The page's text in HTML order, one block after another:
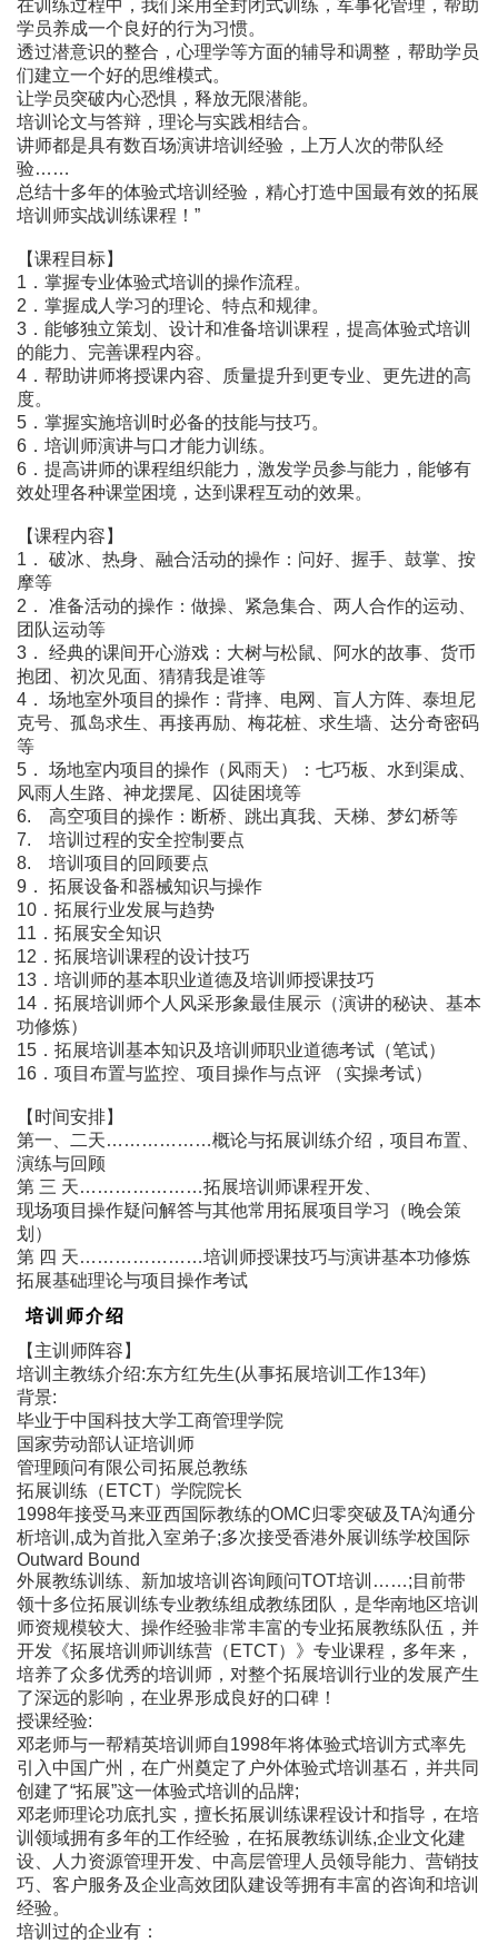
在训练过程中，我们采用全封闭式训练，军事化管理，帮助
学员养成一个良好的行为习惯。
透过潜意识的整合，心理学等方面的辅导和调整，帮助学员
们建立一个好的思维模式。
让学员突破内心恐惧，释放无限潜能。
培训论文与答辩，理论与实践相结合。
讲师都是具有数百场演讲培训经验，上万人次的带队经
验……
总结十多年的体验式培训经验，精心打造中国最有效的拓展
培训师实战训练课程！”
【课程目标】
1．掌握专业体验式培训的操作流程。
2．掌握成人学习的理论、特点和规律。
3．能够独立策划、设计和准备培训课程，提高体验式培训
的能力、完善课程内容。
4．帮助讲师将授课内容、质量提升到更专业、更先进的高
度。
5．掌握实施培训时必备的技能与技巧。
6．培训师演讲与口才能力训练。
6．提高讲师的课程组织能力，激发学员参与能力，能够有
效处理各种课堂困境，达到课程互动的效果。
【课程内容】
1． 破冰、热身、融合活动的操作：问好、握手、鼓掌、按
摩等
2． 准备活动的操作：做操、紧急集合、两人合作的运动、
团队运动等
3． 经典的课间开心游戏：大树与松鼠、阿水的故事、货币
抱团、初次见面、猜猜我是谁等
4． 场地室外项目的操作：背摔、电网、盲人方阵、泰坦尼
克号、孤岛求生、再接再励、梅花桩、求生墙、达分奇密码
等
5． 场地室内项目的操作（风雨天）：七巧板、水到渠成、
风雨人生路、神龙摆尾、囚徒困境等
6. 高空项目的操作：断桥、跳出真我、天梯、梦幻桥等
7. 培训过程的安全控制要点
8. 培训项目的回顾要点
9． 拓展设备和器械知识与操作
10．拓展行业发展与趋势
11．拓展安全知识
12．拓展培训课程的设计技巧
13．培训师的基本职业道德及培训师授课技巧
14．拓展培训师个人风采形象最佳展示（演讲的秘诀、基本
功修炼）
15．拓展培训基本知识及培训师职业道德考试（笔试）
16．项目布置与监控、项目操作与点评 （实操考试）
【时间安排】
第一、二天………………概论与拓展训练介绍，项目布置、
演练与回顾
第 三 天…………………拓展培训师课程开发、
现场项目操作疑问解答与其他常用拓展项目学习（晚会策
划）
第 四 天…………………培训师授课技巧与演讲基本功修炼
拓展基础理论与项目操作考试
培训师介绍
【主训师阵容】
培训主教练介绍:东方红先生(从事拓展培训工作13年)
背景:
毕业于中国科技大学工商管理学院
国家劳动部认证培训师
管理顾问有限公司拓展总教练
拓展训练（ETCT）学院院长
1998年接受马来亚西国际教练的OMC归零突破及TA沟通分
析培训,成为首批入室弟子;多次接受香港外展训练学校国际
Outward Bound
外展教练训练、新加坡培训咨询顾问TOT培训……;目前带
领十多位拓展训练专业教练组成教练团队，是华南地区培训
师资规模较大、操作经验非常丰富的专业拓展教练队伍，并
开发《拓展培训师训练营（ETCT）》专业课程，多年来，
培养了众多优秀的培训师，对整个拓展培训行业的发展产生
了深远的影响，在业界形成良好的口碑！
授课经验:
邓老师与一帮精英培训师自1998年将体验式培训方式率先
引入中国广州，在广州奠定了户外体验式培训基石，并共同
创建了“拓展”这一体验式培训的品牌;
邓老师理论功底扎实，擅长拓展训练课程设计和指导，在培
训领域拥有多年的工作经验，在拓展教练训练,企业文化建
设、人力资源管理开发、中高层管理人员领导能力、营销技
巧、客户服务及企业高效团队建设等拥有丰富的咨询和培训
经验。
培训过的企业有：